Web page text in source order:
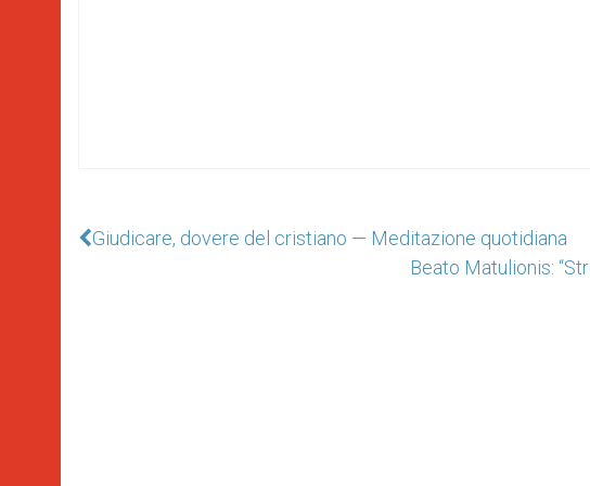
Giudicare, dovere del cristiano — Meditazione quotidiana
Beato Matulionis: